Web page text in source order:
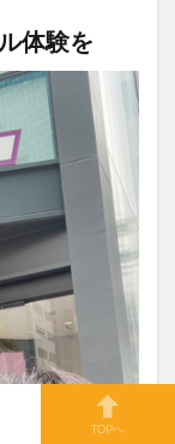
体験を
TOPへ